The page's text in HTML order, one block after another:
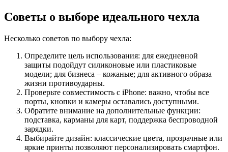
Советы о выборе идеального чехла
Несколько советов по выбору чехла:
Определите цель использования: для ежедневной
защиты подойдут силиконовые или пластиковые
модели; для бизнеса – кожаные; для активного образа
жизни противоударны.
Проверьте совместимость с iPhone: важно, чтобы все
порты, кнопки и камеры оставались доступными.
Обратите внимание на дополнительные функции:
подставка, карманы для карт, поддержка беспроводной
зарядки.
Выбирайте дизайн: классические цвета, прозрачные или
яркие принты позволяют персонализировать смартфон.